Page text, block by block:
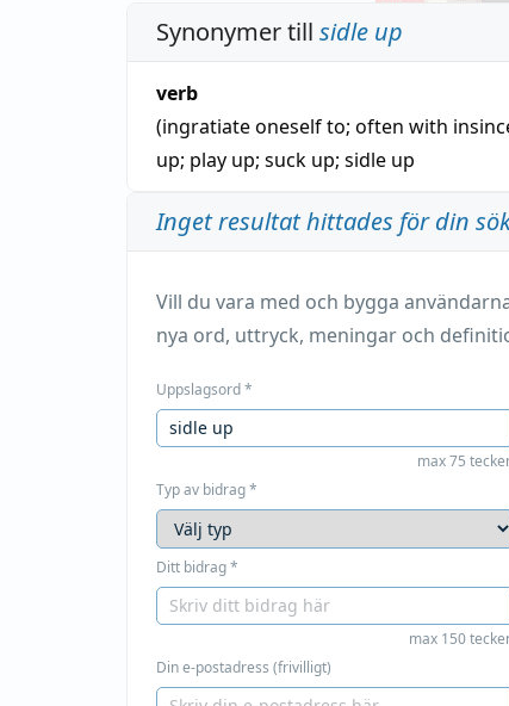
Synonymer till sidle up
verb
(ingratiate oneself to; often with
up; play up; suck up; sidle up
Inget resultat hittades för din
Vill du vara med och bygga
nya ord, uttryck, meningar och
Uppslagsord*
max 75
Typ av bidrag*
Ditt bidrag*
max 150
Din e-postadress (frivilligt)